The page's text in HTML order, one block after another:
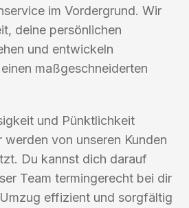
im Vordergrund. Wir
deine persönlichen
und entwickeln
maßgeschneiderten
und Pünktlichkeit
werden von unseren Kunden
Du kannst dich darauf
Team termingerecht bei dir
effizient und sorgfältig